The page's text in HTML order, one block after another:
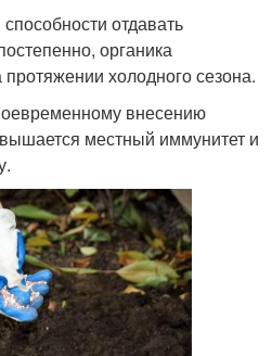
отдавать
органика
холодного сезона.
внесению
местный иммунитет и